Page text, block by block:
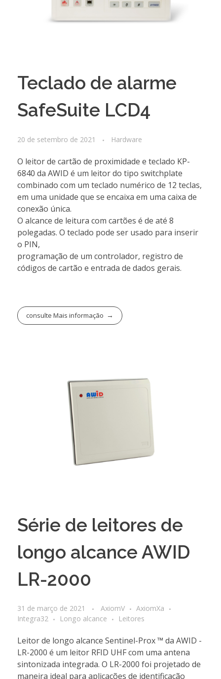
Teclado de alarme
SafeSuite LCD4
20 de setembro de 2021 Hardware
O leitor de cartão de proximidade e teclado KP-
6840 da AWID é um leitor do tipo switchplate
combinado com um teclado numérico de 12 teclas,
em uma unidade que se encaixa em uma caixa de
conexão única.
O alcance de leitura com cartões é de até 8
polegadas. O teclado pode ser usado para inserir
o PIN,
programação de um controlador, registro de
códigos de cartão e entrada de dados gerais.
consulte Mais informação
Série de leitores de
longo alcance AWID
LR-2000
31 de março de 2021 AxiomV
AxiomXa
Integra32
Longo alcance Leitores
Leitor de longo alcance Sentinel-Prox ™ da AWID -
LR-2000 é um leitor RFID UHF com uma antena
sintonizada integrada. O LR-2000 foi projetado de
maneira ideal para aplicações de identificação